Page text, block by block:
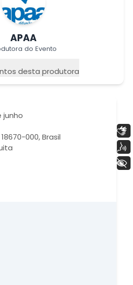
APAA
do Evento
desta produtora
junho
000, Brasil